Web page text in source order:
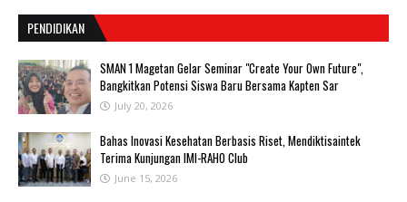
PENDIDIKAN
SMAN 1 Magetan Gelar Seminar "Create Your Own Future",
Bangkitkan Potensi Siswa Baru Bersama Kapten Sar
July 20, 2026
Bahas Inovasi Kesehatan Berbasis Riset, Mendiktisaintek
Terima Kunjungan IMI-RAHO Club
June 15, 2026